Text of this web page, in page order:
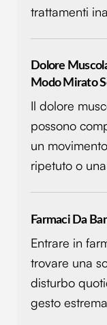
trattamenti
Dolore
Modo Mirato
Il dolore
possono
un
ripetuto o
Farmaci Da
Entrare in
trovare una
disturbo
gesto